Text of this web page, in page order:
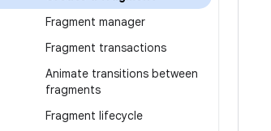
Fragment manager
Fragment transactions
Animate transitions between
fragments
Fragment lifecycle